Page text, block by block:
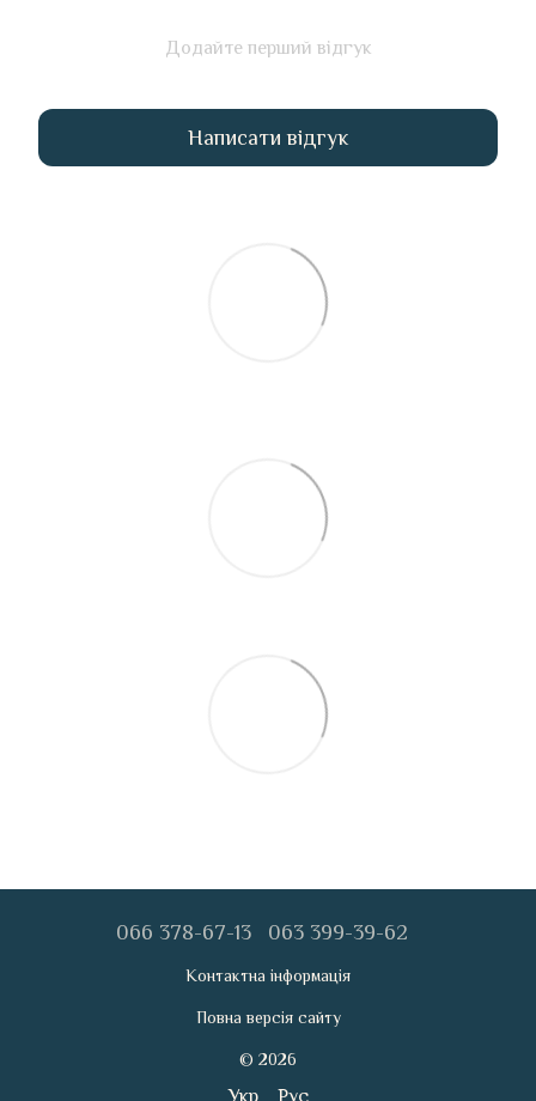
Додайте перший відгук
Написати відгук
066 378-67-13 063 399-39-62
Контактна інформація
Повна версія сайту
© 2026
Укр Рус